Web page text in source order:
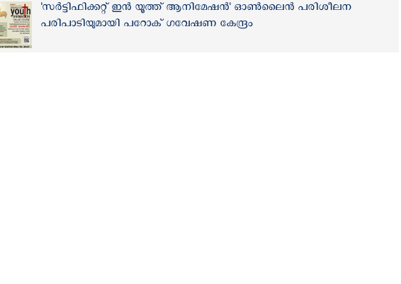
'സർട്ടിഫിക്കറ്റ് ഇൻ യൂത്ത് ആനിമേഷൻ' ഓൺലൈൻ പരിശീലന
പരിപാടിയുമായി പറോക് ഗവേഷണ കേന്ദ്രം